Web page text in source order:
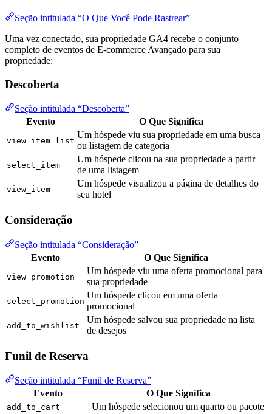
Seção intitulada “O Que Você Pode Rastrear”
Uma vez conectado, sua propriedade GA4 recebe o conjunto
completo de eventos de E-commerce Avançado para sua
propriedade:
Descoberta
Seção intitulada “Descoberta”
Evento
O Que Significa
view_item_list
Um hóspede viu sua propriedade em uma busca
ou listagem de categoria
select_item
Um hóspede clicou na sua propriedade a partir
de uma listagem
view_item
Um hóspede visualizou a página de detalhes do
seu hotel
Consideração
Seção intitulada “Consideração”
Evento
O Que Significa
view_promotion
Um hóspede viu uma oferta promocional para
sua propriedade
select_promotion
Um hóspede clicou em uma oferta
promocional
add_to_wishlist
Um hóspede salvou sua propriedade na lista
de desejos
Funil de Reserva
Seção intitulada “Funil de Reserva”
Evento
O Que Significa
add_to_cart Um hóspede selecionou um quarto ou pacote